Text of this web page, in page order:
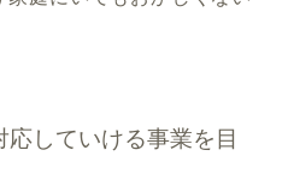
していける事業を目